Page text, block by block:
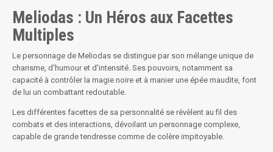
Meliodas : Un Héros aux Facettes
Multiples
Le personnage de Meliodas se distingue par son mélange unique de
charisme, d'humour et d'intensité. Ses pouvoirs, notamment sa
capacité à contrôler la magie noire et à manier une épée maudite, font
de lui un combattant redoutable.
Les différentes facettes de sa personnalité se révèlent au fil des
combats et des interactions, dévoilant un personnage complexe,
capable de grande tendresse comme de colère impitoyable.